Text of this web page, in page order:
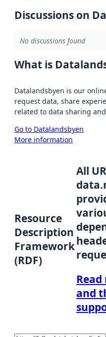
Discussions on
No discussions found
What is
Datalandsbyen is our
request data, share
related to data sharing
Go to Datalandsbyen
More information
Resource
Description
Framework
(RDF)
All
and